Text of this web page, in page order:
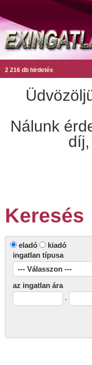
2 216 db hirdetés
Nálunk
Keresés
eladó
kiadó
ingatlan típusa
az ingatlan ára
-